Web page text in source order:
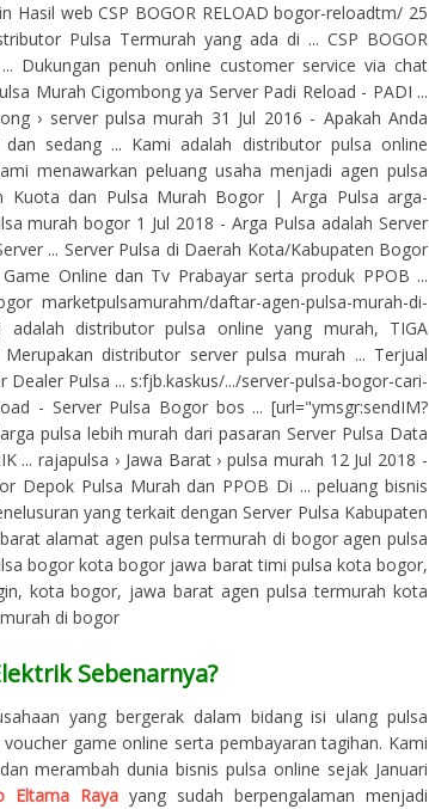
Hasil web CSP BOGOR RELOAD bogor-reloadtm/ 25
Pulsa Termurah yang ada di ... CSP BOGOR
Dukungan penuh online customer service via chat
Murah Cigombong ya Server Padi Reload - PADI ...
› server pulsa murah 31 Jul 2016 - Apakah Anda
sedang ... Kami adalah distributor pulsa online
menawarkan peluang usaha menjadi agen pulsa
Kuota dan Pulsa Murah Bogor | Arga Pulsa arga-
murah bogor 1 Jul 2018 - Arga Pulsa adalah Server
... Server Pulsa di Daerah Kota/Kabupaten Bogor
Online dan Tv Prabayar serta produk PPOB ...
marketpulsamurahm/daftar-agen-pulsa-murah-di-
distributor pulsa online yang murah, TIGA
distributor server pulsa murah ... Terjual
Dealer Pulsa ... s:fjb.kaskus/.../server-pulsa-bogor-cari-
- Server Pulsa Bogor bos ... [url="ymsgr:sendIM?
pulsa lebih murah dari pasaran Server Pulsa Data
... rajapulsa › Jawa Barat › pulsa murah 12 Jul 2018 -
Depok Pulsa Murah dan PPOB Di ... peluang bisnis
yang terkait dengan Server Pulsa Kabupaten
alamat agen pulsa termurah di bogor agen pulsa
bogor kota bogor jawa barat timi pulsa kota bogor,
kota bogor, jawa barat agen pulsa termurah kota
di bogor
Sebenarnya?
yang bergerak dalam bidang isi ulang pulsa
game online serta pembayaran tagihan. Kami
merambah dunia bisnis pulsa online sejak Januari
Eltama Raya yang sudah berpengalaman menjadi